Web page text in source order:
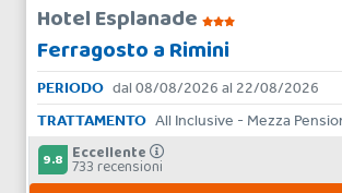
Hotel Esplanade
Ferragosto a Rimini
PERIODO dal 08/08/2026 al 22/08/2026
TRATTAMENTO All Inclusive - Mezza
9.8 Eccellente
733 recensioni